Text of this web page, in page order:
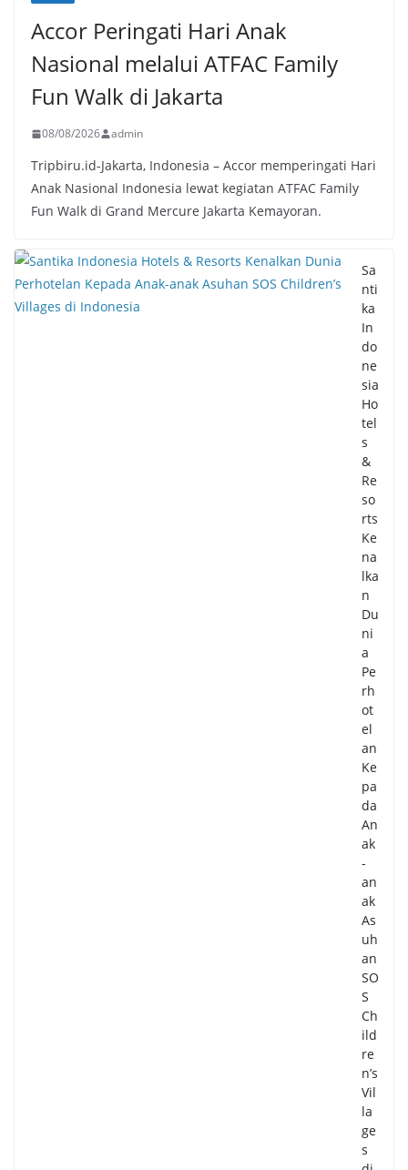
Accor Peringati Hari Anak
Nasional melalui ATFAC Family
Fun Walk di Jakarta
08/08/2026 admin
Tripbiru.id-Jakarta, Indonesia – Accor memperingati Hari
Anak Nasional Indonesia lewat kegiatan ATFAC Family
Fun Walk di Grand Mercure Jakarta Kemayoran.
Sa
nti
ka
In
do
ne
sia
Ho
tel
s
&
Re
so
rts
Ke
na
lka
n
Du
ni
a
Pe
rh
ot
el
an
Ke
pa
da
An
ak
-
an
ak
As
uh
an
SO
S
Ch
ild
re
n’s
Vil
la
ge
s